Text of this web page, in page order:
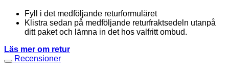
Fyll i det medföljande returformuläret
Klistra sedan på medföljande returfraktsedeln utanpå
ditt paket och lämna in det hos valfritt ombud.
Läs mer om retur
Recensioner